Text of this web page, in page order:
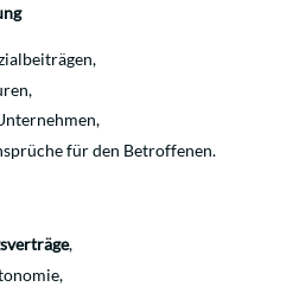
für den Betroffenen.
,